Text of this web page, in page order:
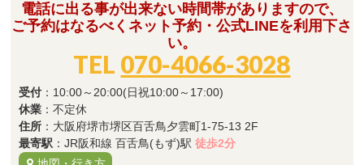
電話に出る事が出来ない時間帯がありますので、
ご予約はなるべくネット予約・公式LINEを利用下さ
い。
TEL 070-4066-3028
受付 ：10:00～20:00(日祝10:00～17:00)
休業 ：不定休
住所 ：大阪府堺市堺区百舌鳥夕雲町1-75-13 2F
最寄駅 ：JR阪和線 百舌鳥(もず)駅徒歩2分